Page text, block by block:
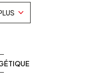
calme et authentique,
de matériel.
ce bien est exposé